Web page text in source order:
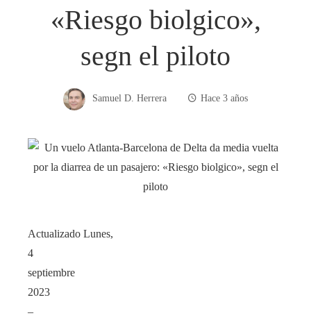
«Riesgo biolgico»,
segn el piloto
Samuel D. Herrera Hace 3 años
Actualizado Lunes,
4
septiembre
2023
–